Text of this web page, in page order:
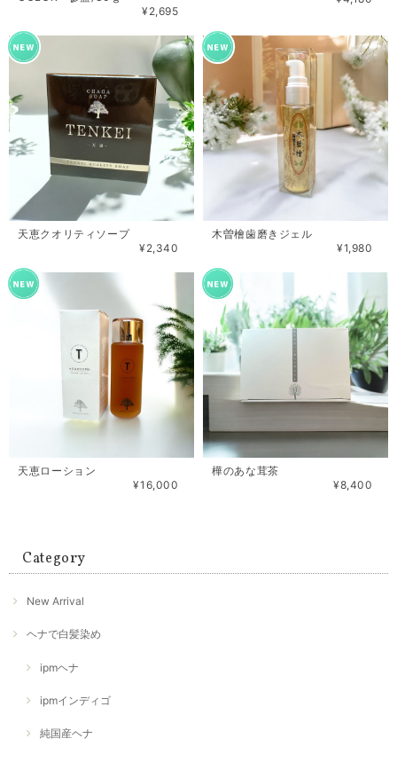
¥2,695
天恵クオリティソープ
¥2,340
木曽檜歯磨きジェル
¥1,980
天恵ローション
¥16,000
樺のあな茸茶
¥8,400
Category
New Arrival
ヘナで白髪染め
ipmヘナ
ipmインディゴ
純国産ヘナ